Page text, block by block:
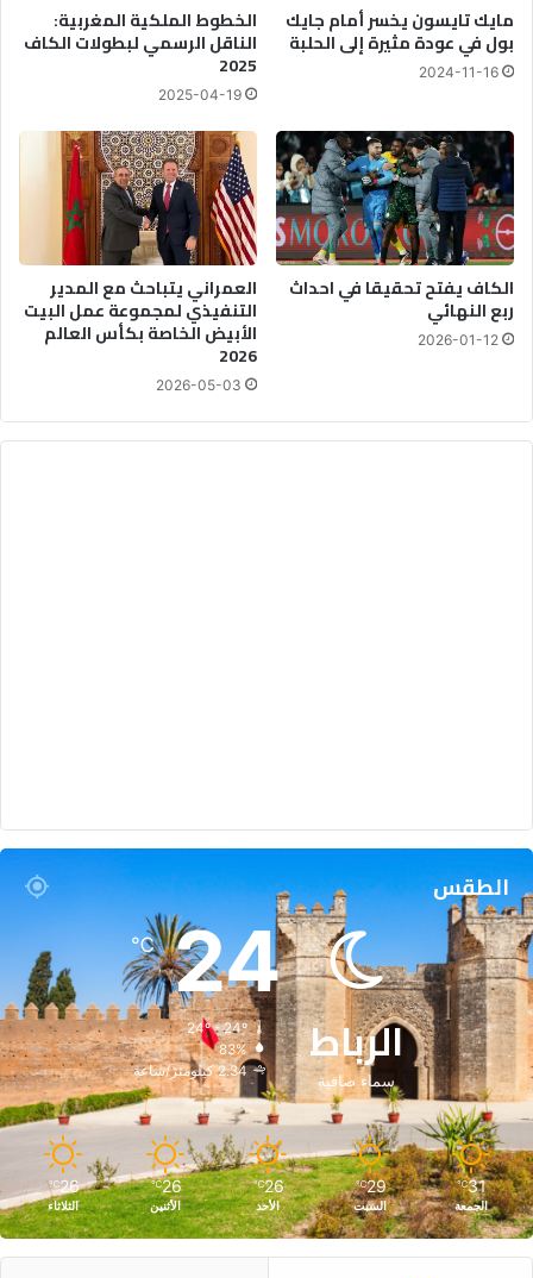
مايك تايسون يخسر أمام جايك
بول في عودة مثيرة إلى الحلبة
2024-11-16
الخطوط الملكية المغربية:
الناقل الرسمي لبطولات الكاف
2025
2025-04-19
الكاف يفتح تحقيقا في احداث
ربع النهائي
2026-01-12
العمراني يتباحث مع المدير
التنفيذي لمجموعة عمل البيت
الأبيض الخاصة بكأس العالم
2026
2026-05-03
الطقس
الرباط
سماء صافية
24
℃
24º - 24º
83%
2.34 كيلومتر/ساعة
31
℃
الجمعة
29
℃
السبت
26
℃
الأحد
26
℃
الأثنين
26
℃
الثلاثاء